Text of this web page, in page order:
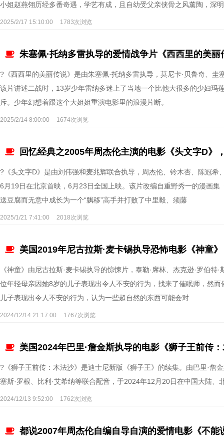
小姐赵燕翎历经多番奇遇，学艺有成，且自幼受父亲侠骨之风薰陶，深
2025/2/17 15:10:00 1783次浏览
朱塞佩·托纳多雷执导的爱情战争片《西西里的美丽
?《西西里的美丽传说》是由朱塞佩·托纳多雷执导，莫尼卡·贝鲁奇、
该片讲述二战时，13岁少年雷纳多迷上了当地一个比他大很多的少妇玛
斥。少年幻想着跟这个大姐姐重演电影里的浪漫片断。
2025/2/14 8:00:00 1674次浏览
回忆经典之2005年周杰伦主演的电影《头文字D》
?《头文字D》是由刘伟强和麦兆辉联合执导，周杰伦、铃木杏、陈冠
6月19日在北京首映，6月23日全国上映。该片改编自重野秀一的漫画
送豆腐而无意中成长为一个“飘移”高手并打败了中里毅、须藤
2025/1/21 7:41:00 2018次浏览
美国2019年尼古拉斯·麦卡锡执导恐怖电影《神童》
《神童》由尼古拉斯·麦卡锡执导的惊悚片，泰勒·席林、杰克逊·罗伯
位年轻母亲因她8岁的儿子表现出令人不安的行为，找来了催眠师，然
儿子表现出令人不安的行为，认为一些超自然的东西可能会对
2024/12/14 21:17:00 1767次浏览
美国2024年巴里·詹金斯执导的电影《狮子王前传
?《狮子王前传：木法沙》是迪士尼新版《狮子王》的续集。由巴里·詹
塞斯·罗根、比利·艾希纳等联合配音，于2024年12月20日在中国大陆、
2024/12/13 9:52:00 1762次浏览
都说2007年周杰伦自编自导自演的爱情电影《不能